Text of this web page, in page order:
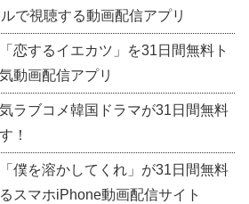
で視聴する動画配信アプリ
恋するイエカツ」を31日間無料ト
動画配信アプリ
ラブコメ韓国ドラマが31日間無料
！
僕を溶かしてくれ」が31日間無料
スマホiPhone動画配信サイト